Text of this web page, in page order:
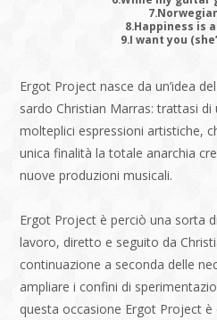
8.Happiness is
9.I want you
Ergot Project nasce da un’idea
sardo Christian Marras: trattasi di
molteplici espressioni artistiche,
unica finalità la totale anarchia
nuove produzioni musicali.
Ergot Project è perciò una sorta
lavoro, diretto e seguito da
continuazione a seconda delle
ampliare i confini di
questa occasione Ergot Project